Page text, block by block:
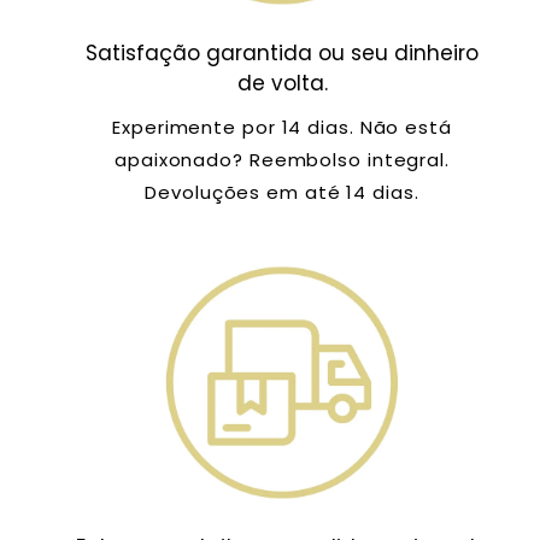
Satisfação garantida ou seu dinheiro
de volta.
Experimente por 14 dias. Não está
apaixonado? Reembolso integral.
Devoluções em até 14 dias.